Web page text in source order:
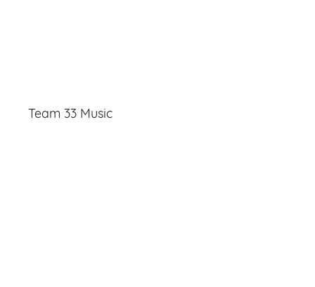
Team 33 Music